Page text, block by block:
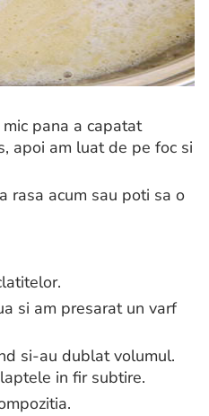
pana a capatat
apoi am luat de pe foc si
rasa acum sau poti sa o
si am presarat un varf
si-au dublat volumul.
in fir subtire.